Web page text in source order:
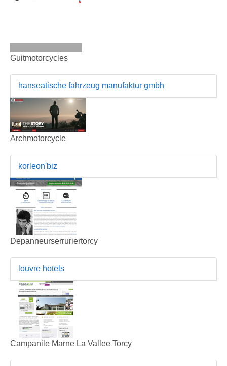
Guitmotorcycles
hanseatische fahrzeug manufaktur gmbh
Archmotorcycle
korleon'biz
Depanneurserruriertorcy
louvre hotels
Campanile Marne La Vallee Torcy